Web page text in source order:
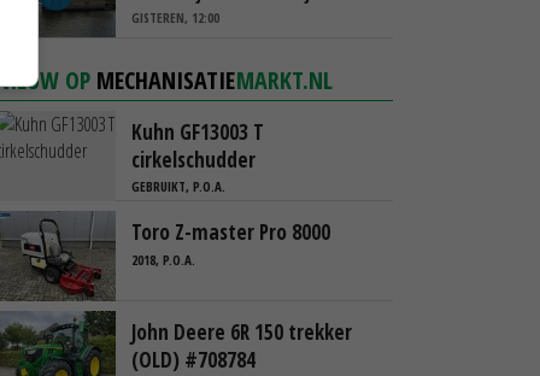
koop
GISTEREN, 12:00
OP MECHANISATIEMARKT.NL
Kuhn GF13003 T
cirkelschudder
GEBRUIKT, P.O.A.
Toro Z-master Pro 8000
2018, P.O.A.
John Deere 6R 150 trekker
(OLD) #708784